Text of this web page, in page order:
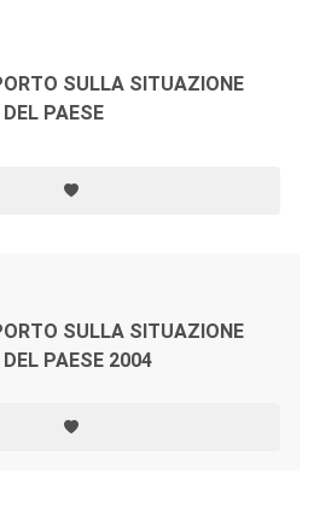
SULLA SITUAZIONE
PAESE
SULLA SITUAZIONE
PAESE 2004